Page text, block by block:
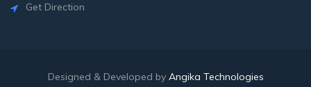
Get Direction
Designed & Developed by Angika Technologies